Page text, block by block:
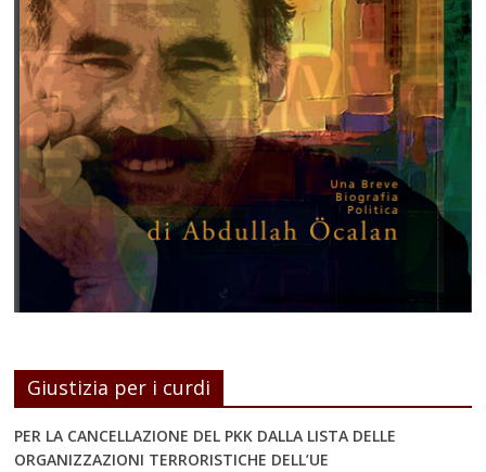
Giustizia per i curdi
PER LA CANCELLAZIONE DEL PKK DALLA LISTA DELLE
ORGANIZZAZIONI TERRORISTICHE DELL’UE